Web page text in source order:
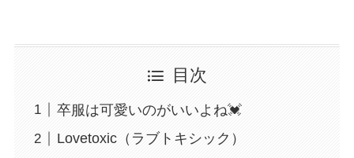
目次
卒服は可愛いのがいいよね💓
Lovetoxic（ラブトキシック）